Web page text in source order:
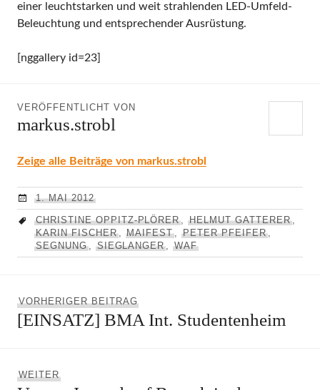
einer leuchtstarken und weit strahlenden LED-Umfeld-
Beleuchtung und entsprechender Ausrüstung.
[nggallery id=23]
VERÖFFENTLICHT VON
markus.strobl
Zeige alle Beiträge von markus.strobl
1. MAI 2012
CHRISTINE OPPITZ-PLÖRER,HELMUT GATTERER,
KARIN FISCHER, MAIFEST,PETER PFEIFER,
SEGNUNG, SIEGLANGER,WAF
VORHERIGER BEITRAG
Beitrag:
[EINSATZ] BMA Int. Studentenheim
WEITER